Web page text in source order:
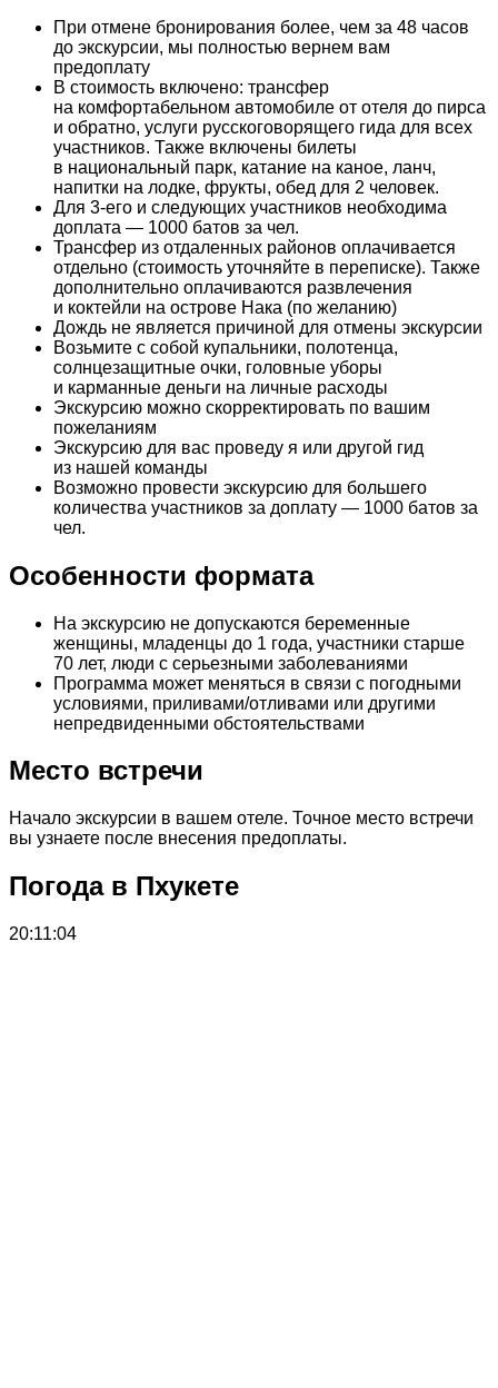
При отмене бронирования более, чем за 48 часов
до экскурсии, мы полностью вернем вам
предоплату
В стоимость включено: трансфер
на комфортабельном автомобиле от отеля до пирса
и обратно, услуги русскоговорящего гида для всех
участников. Также включены билеты
в национальный парк, катание на каное, ланч,
напитки на лодке, фрукты, обед для 2 человек.
Для 3-его и следующих участников необходима
доплата — 1000 батов за чел.
Трансфер из отдаленных районов оплачивается
отдельно (стоимость уточняйте в переписке). Также
дополнительно оплачиваются развлечения
и коктейли на острове Нака (по желанию)
Дождь не является причиной для отмены экскурсии
Возьмите с собой купальники, полотенца,
солнцезащитные очки, головные уборы
и карманные деньги на личные расходы
Экскурсию можно скорректировать по вашим
пожеланиям
Экскурсию для вас проведу я или другой гид
из нашей команды
Возможно провести экскурсию для большего
количества участников за доплату — 1000 батов за
чел.
Особенности формата
На экскурсию не допускаются беременные
женщины, младенцы до 1 года, участники старше
70 лет, люди с серьезными заболеваниями
Программа может меняться в связи с погодными
условиями, приливами/отливами или другими
непредвиденными обстоятельствами
Место встречи
Начало экскурсии в вашем отеле. Точное место встречи
вы узнаете после внесения предоплаты.
Погода в Пхукете
20:11:04